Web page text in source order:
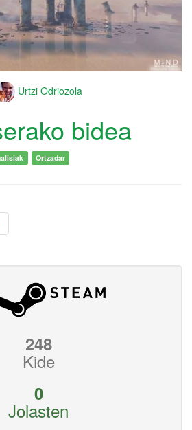
Urtzi Odriozola
bidea
Ortzadar
248
Kide
0
Jolasten